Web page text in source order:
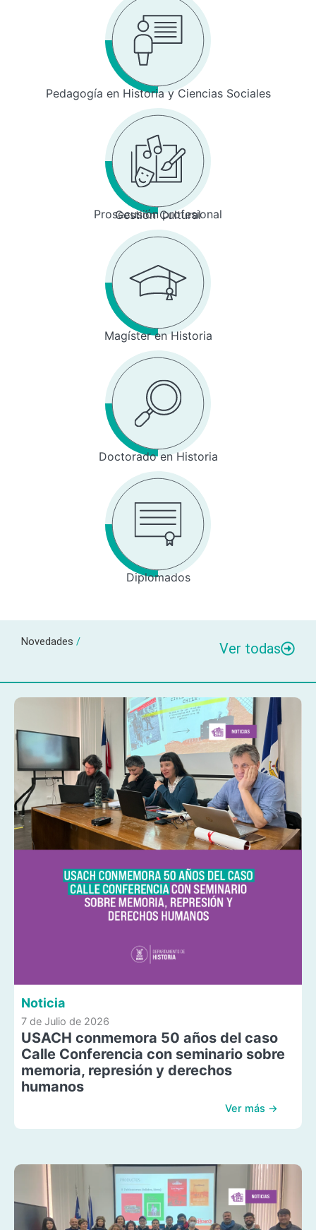
Pedagogía en Historia y Ciencias Sociales
Prosecusión profesional
Gestión Cultural
Magíster en Historia
Doctorado en Historia
Diplomados
Novedades / Ver todas
Noticia
7 de Julio de 2026
USACH conmemora 50 años del caso
Calle Conferencia con seminario sobre
memoria, represión y derechos
humanos
Ver más →